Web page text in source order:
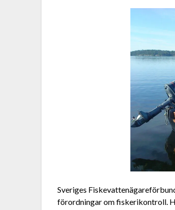
Sveriges
förordningar om fiskerikontroll.